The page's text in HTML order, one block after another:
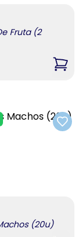
G
Fruta (2
,
Add
(20u)